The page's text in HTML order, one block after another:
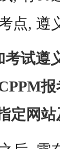
点, 遵
考试遵
定网